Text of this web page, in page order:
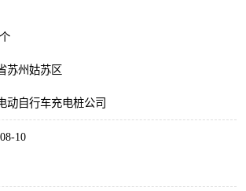
苏州姑苏区
动自行车充电桩公司
10